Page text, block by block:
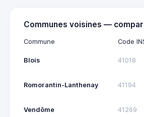
Communes voisines —
Commune Code
Blois 41018
Romorantin-Lanthenay 41194
Vendôme 41269